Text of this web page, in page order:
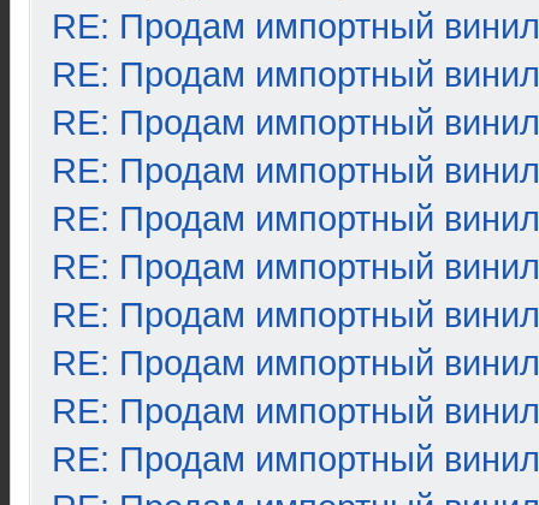
RE: Продам импортный винил
RE: Продам импортный винил
RE: Продам импортный винил
RE: Продам импортный винил
RE: Продам импортный винил
RE: Продам импортный винил
RE: Продам импортный винил
RE: Продам импортный винил
RE: Продам импортный винил
RE: Продам импортный винил